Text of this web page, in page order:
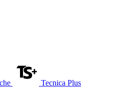
Tecnica Plus